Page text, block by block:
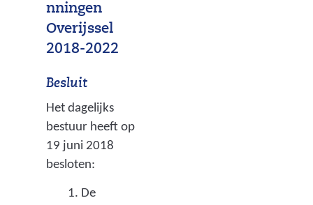
r
nningen
Overijssel
2018-2022
Besluit
Het dagelijks
bestuur heeft op
19 juni 2018
besloten:
De